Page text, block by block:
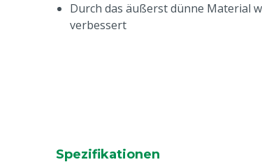
Durch das äußerst dünne Material
verbessert
Spezifikationen